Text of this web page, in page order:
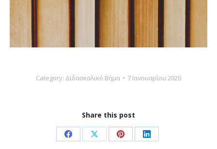
Category: Διδασκαλικό Βήμα 7 Ιανουαρίου 2020
Share this post
Share Share Share Share